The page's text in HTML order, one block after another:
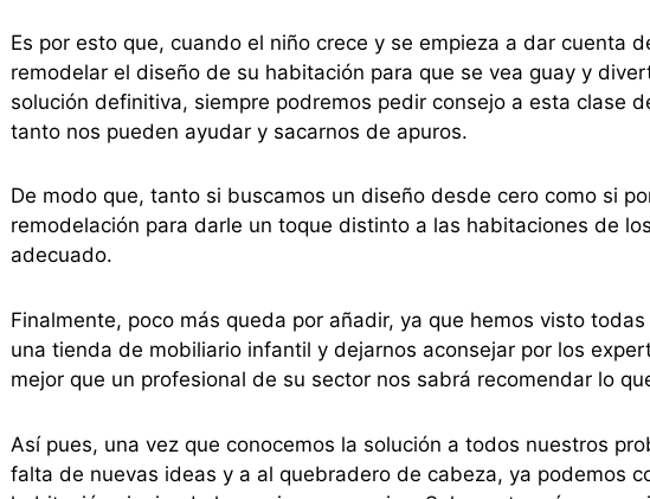
Es por esto que, cuando el niño crece y se empieza a dar cuenta
remodelar el diseño de su habitación para que se vea guay y
solución definitiva, siempre podremos pedir consejo a esta clase
tanto nos pueden ayudar y sacarnos de apuros.
De modo que, tanto si buscamos un diseño desde cero como si
remodelación para darle un toque distinto a las habitaciones de
adecuado.
Finalmente, poco más queda por añadir, ya que hemos visto
una tienda de mobiliario infantil y dejarnos aconsejar por los
mejor que un profesional de su sector nos sabrá recomendar lo
Así pues, una vez que conocemos la solución a todos nuestros
falta de nuevas ideas y a al quebradero de cabeza, ya podemos